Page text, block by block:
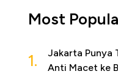
Most
1.
Jakarta Punya
Anti Macet ke